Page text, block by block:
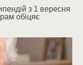
з 1 вересня
обіцяє